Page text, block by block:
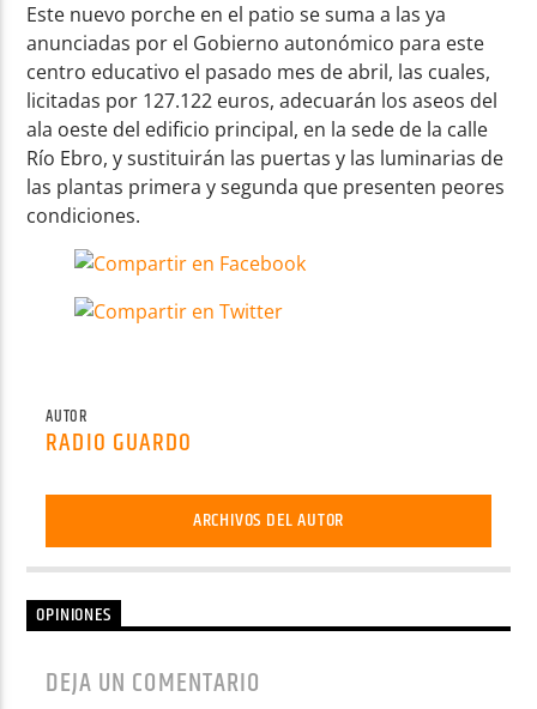
Este nuevo porche en el patio se suma a las ya
anunciadas por el Gobierno autonómico para este
centro educativo el pasado mes de abril, las cuales,
licitadas por 127.122 euros, adecuarán los aseos del
ala oeste del edificio principal, en la sede de la calle
Río Ebro, y sustituirán las puertas y las luminarias de
las plantas primera y segunda que presenten peores
condiciones.
AUTOR
RADIO GUARDO
ARCHIVOS DEL AUTOR
OPINIONES
DEJA UN COMENTARIO